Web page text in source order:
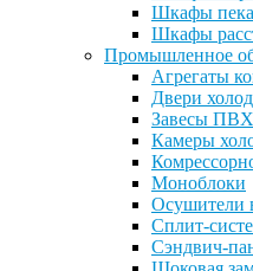
Шкафы
Шкафы
Промышленное
Агрегаты
Двери
Завесы ПВХ
Камеры
Моноблоки
Осушители
Сплит-
Сэндвич-